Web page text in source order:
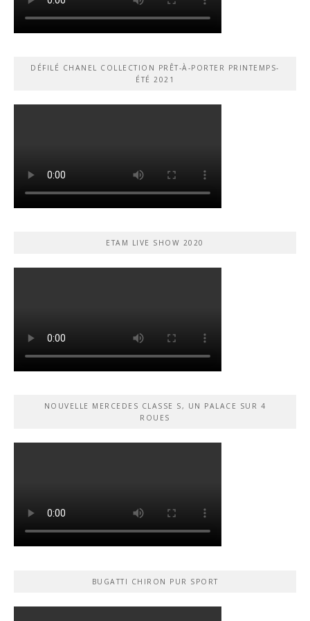
DÉFILÉ CHANEL COLLECTION PRÊT-À-PORTER PRINTEMPS-
ÉTÉ 2021
ETAM LIVE SHOW 2020
NOUVELLE MERCEDES CLASSE S, UN PALACE SUR 4
ROUES
BUGATTI CHIRON PUR SPORT